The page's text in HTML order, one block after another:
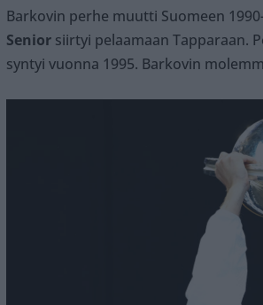
Barkovin perhe muutti Suomeen
Senior siirtyi pelaamaan Tapparaan.
syntyi vuonna 1995. Barkovin